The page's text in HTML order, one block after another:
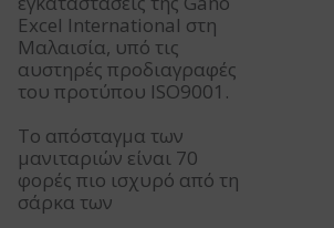
Excel International στη
Μαλαισία, υπό τις
αυστηρές προδιαγραφές
του προτύπου ISO9001.
Το απόσταγμα των
μανιταριών είναι 70
φορές πιο ισχυρό από τη
σάρκα των